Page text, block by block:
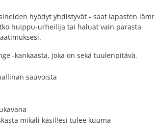
hyödyt yhdistyvät - saat lapasten
huippu-urheilija tai haluat vain parasta
-kankaasta, joka on sekä tuulenpitävä,
sauvoista
mikäli käsillesi tulee kuuma